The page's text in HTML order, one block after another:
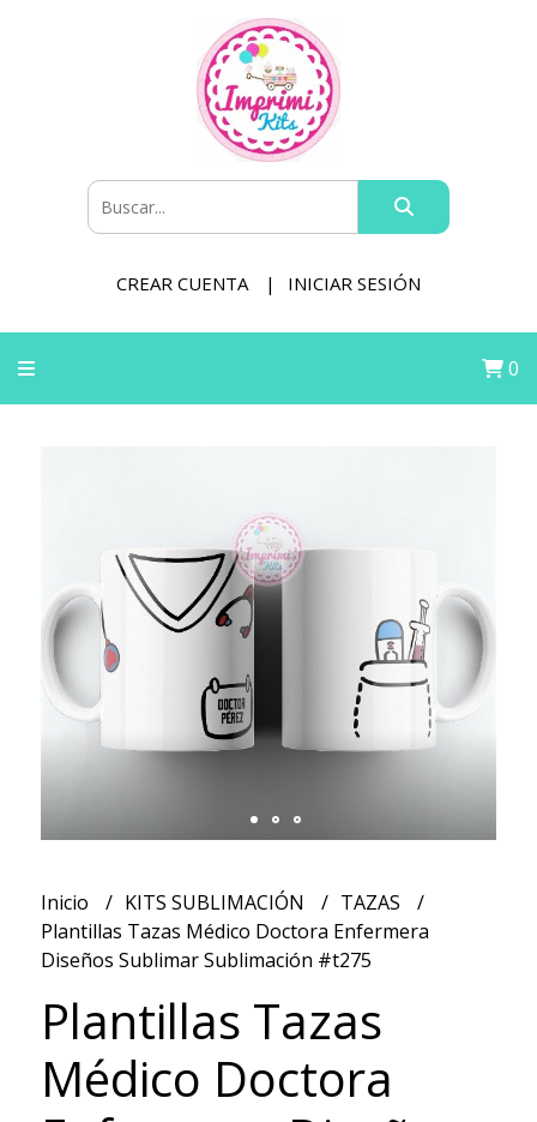
CREAR CUENTA INICIAR SESIÓN
0
Inicio KITS SUBLIMACIÓN
TAZAS
Plantillas Tazas Médico Doctora Enfermera
Diseños Sublimar Sublimación #t275
Plantillas Tazas
Médico Doctora